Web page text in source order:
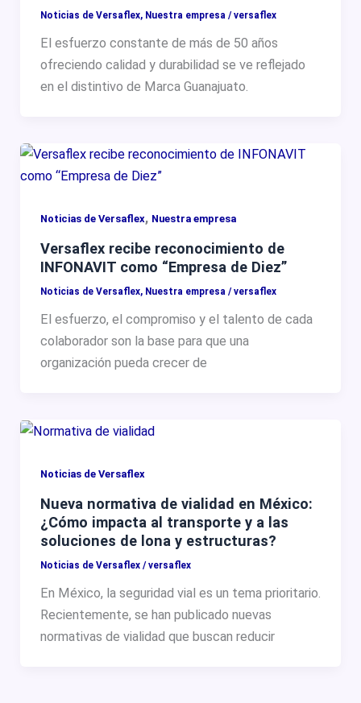
Noticias de Versaflex, Nuestra empresa /versaflex
El esfuerzo constante de más de 50 años
ofreciendo calidad y durabilidad se ve reflejado
en el distintivo de Marca Guanajuato.
Noticias de Versaflex, Nuestra empresa
Versaflex recibe reconocimiento de
INFONAVIT como “Empresa de Diez”
Noticias de Versaflex, Nuestra empresa /versaflex
El esfuerzo, el compromiso y el talento de cada
colaborador son la base para que una
organización pueda crecer de
Noticias de Versaflex
Nueva normativa de vialidad en México:
¿Cómo impacta al transporte y a las
soluciones de lona y estructuras?
Noticias de Versaflex/versaflex
En México, la seguridad vial es un tema prioritario.
Recientemente, se han publicado nuevas
normativas de vialidad que buscan reducir